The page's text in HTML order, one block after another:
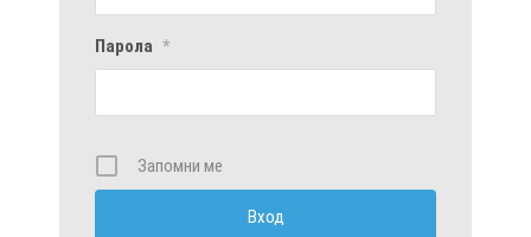
Парола *
Запомни ме